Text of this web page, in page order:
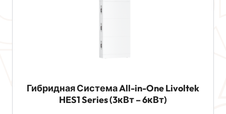
Гибридная Система All-in-One Livoltek
HES1 Series (3кВт – 6кВт)